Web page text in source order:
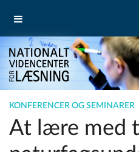
KONFERENCER OG SEMINARER
At lære med